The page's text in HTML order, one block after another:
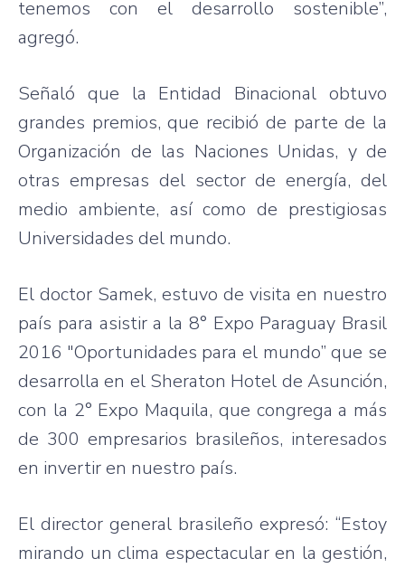
tenemos con el desarrollo sostenible”,
agregó.
Señaló que la Entidad Binacional obtuvo
grandes premios, que recibió de parte de la
Organización de las Naciones Unidas, y de
otras empresas del sector de energía, del
medio ambiente, así como de prestigiosas
Universidades del mundo.
El doctor Samek, estuvo de visita en nuestro
país para asistir a la 8° Expo Paraguay Brasil
2016 "Oportunidades para el mundo” que se
desarrolla en el Sheraton Hotel de Asunción,
con la 2° Expo Maquila, que congrega a más
de 300 empresarios brasileños, interesados
en invertir en nuestro país.
El director general brasileño expresó: “Estoy
mirando un clima espectacular en la gestión,